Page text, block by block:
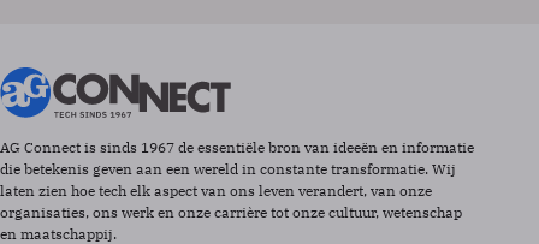
AG Connect is sinds 1967 de essentiële bron van ideeën en informatie
die betekenis geven aan een wereld in constante transformatie. Wij
laten zien hoe tech elk aspect van ons leven verandert, van onze
organisaties, ons werk en onze carrière tot onze cultuur, wetenschap
en maatschappij.